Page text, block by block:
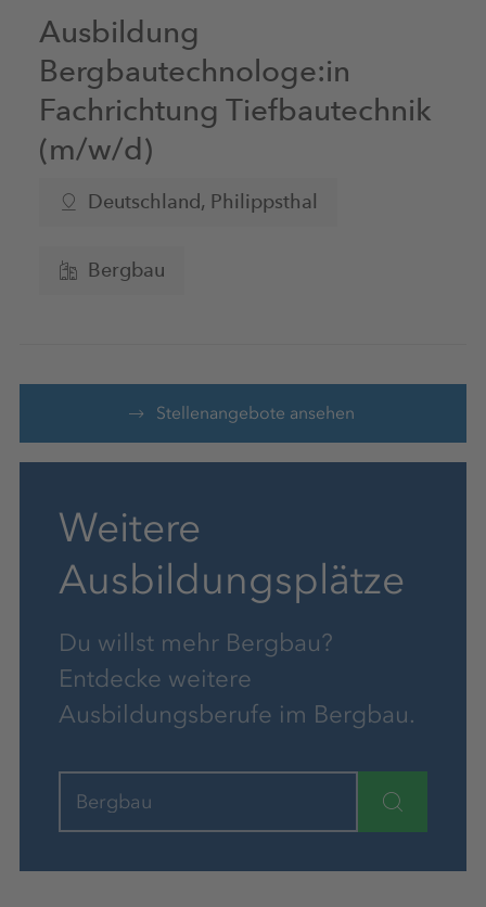
Ausbildung
Bergbautechnologe:in
Fachrichtung Tiefbautechnik
(m/w/d)
Deutschland, Philippsthal
Bergbau
Stellenangebote ansehen
Weitere
Ausbildungsplätze
Du willst mehr Bergbau?
Entdecke weitere
Ausbildungsberufe im Bergbau.
Bergbau